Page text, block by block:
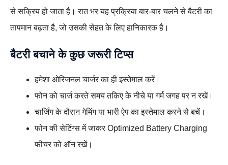
से सक्रिय हो जाता है। रात भर यह प्रक्रिया बार-बार चलने से बैटरी का
तापमान बढ़ता है, जो उसकी सेहत के लिए हानिकारक है।
बैटरी बचाने के कुछ जरूरी टिप्स
हमेशा ओरिजनल चार्जर का ही इस्तेमाल करें।
फोन को चार्ज करते समय तकिए के नीचे या गर्म जगह पर न रखें।
चार्जिंग के दौरान गेमिंग या भारी ऐप का इस्तेमाल करने से बचें।
फोन की सेटिंग्स में जाकर Optimized Battery Charging
फीचर को ऑन रखें।